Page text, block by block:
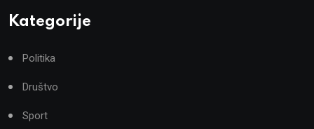
Kategorije
Politika
Društvo
Sport